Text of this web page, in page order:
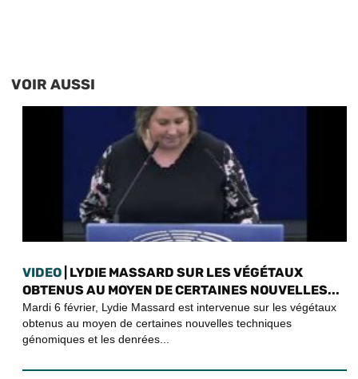
VOIR AUSSI
VIDEO | LYDIE MASSARD SUR LES VÉGÉTAUX
OBTENUS AU MOYEN DE CERTAINES NOUVELLES...
Mardi 6 février, Lydie Massard est intervenue sur les végétaux
obtenus au moyen de certaines nouvelles techniques
génomiques et les denrées...